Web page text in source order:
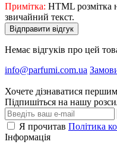
Примітка: HTML розмітка
звичайний текст.
Відправити відгук
Немає відгуків про цей
info@parfumi.com.ua
Хочете дізнаватися
Підпишіться на нашу
Я прочитав Політика
Інформація